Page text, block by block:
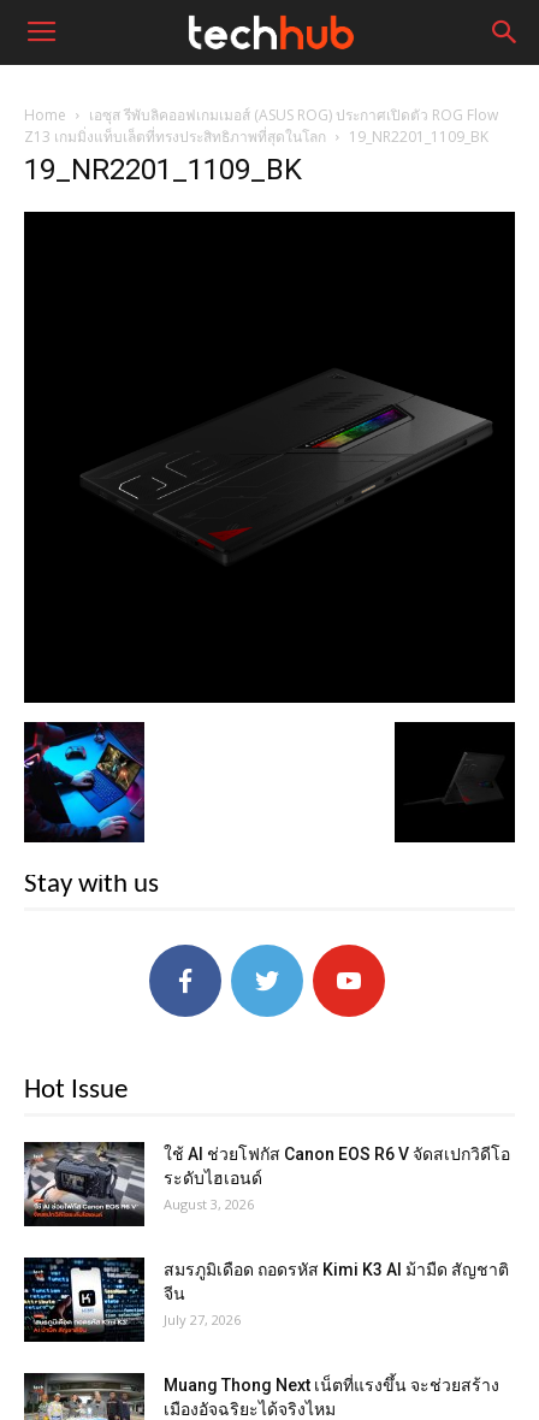
Home
เอซุส รีพับลิคออฟเกมเมอส์ (ASUS ROG) ประกาศเปิดตัว ROG Flow
Z13 เกมมิ่งแท็บเล็ตที่ทรงประสิทธิภาพที่สุดในโลก
19_NR2201_1109_BK
19_NR2201_1109_BK
Stay with us
Hot Issue
ใช้ AI ช่วยโฟกัส Canon EOS R6 V จัดสเปกวิดีโอ
ระดับไฮเอนด์
August 3, 2026
สมรภูมิเดือด ถอดรหัส Kimi K3 AI ม้ามืด สัญชาติ
จีน
July 27, 2026
Muang Thong Next เน็ตที่แรงขึ้น จะช่วยสร้าง
เมืองอัจฉริยะได้จริงไหม